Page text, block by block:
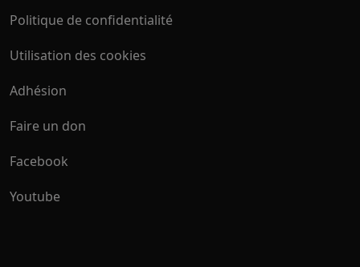
Politique de confidentialité
Utilisation des cookies
Adhésion
Faire un don
Facebook
Youtube